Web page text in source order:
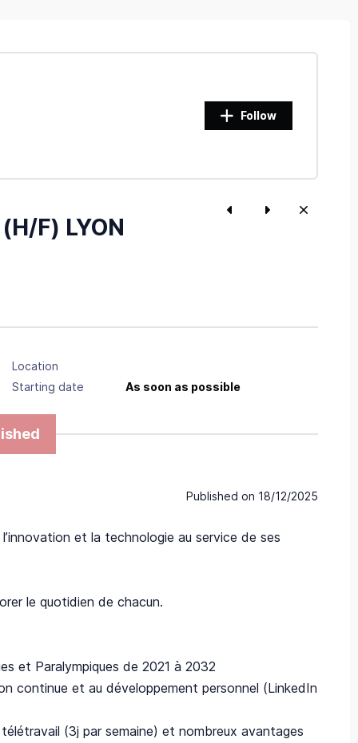
Follow
F) LYON
Location
Starting date
As soon as possible
Published on 18/12/2025
et la technologie au service de ses
le quotidien de chacun.
et Paralympiques de 2021 à 2032
continue et au développement personnel (LinkedIn
(3j par semaine) et nombreux avantages